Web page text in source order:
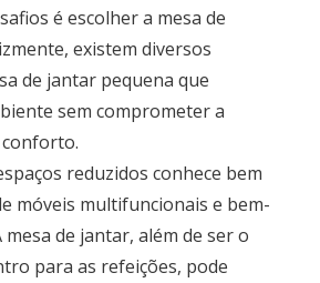
é escolher a mesa de
existem diversos
de jantar pequena que
sem comprometer a
reduzidos conhece bem
móveis multifuncionais e bem-
mesa de jantar, além de ser o
para as refeições, pode